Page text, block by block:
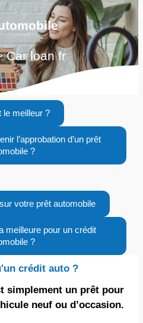
Car loan fr
le meilleur ?
l’approbation d’un prêt
?
votre prêt automobile
meilleure pour un crédit
?
crédit auto ?
simplement un prêt pour
neuf ou d’occasion.